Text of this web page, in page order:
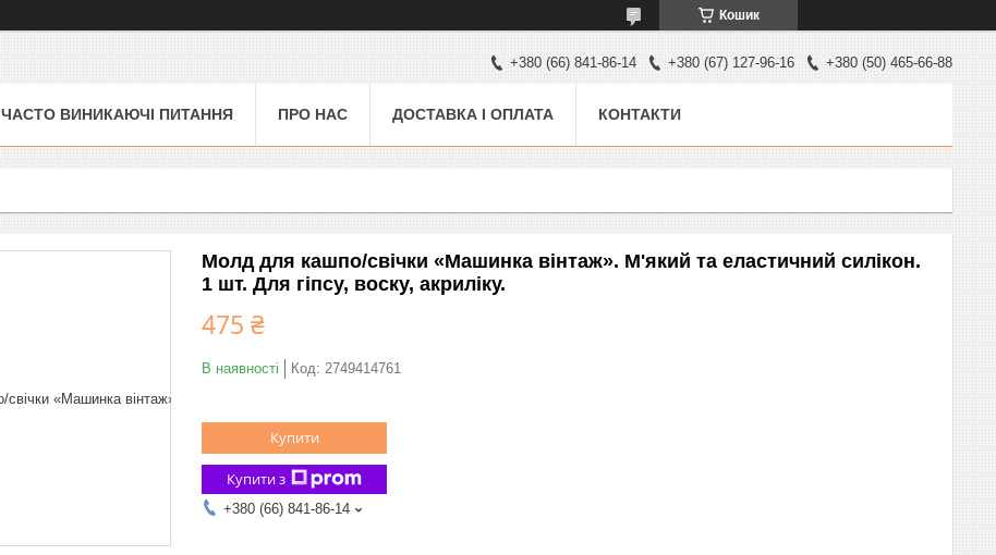
Кошик
+380 (66) 841-86-14 +380 (67) 127-96-16 +380 (50) 465-66-88
ЧАСТО ВИНИКАЮЧІ ПИТАННЯ ПРО НАС ДОСТАВКА І ОПЛАТА КОНТАКТИ
Молд для кашпо/свічки «Машинка вінтаж». М'який та еластичний силікон.
1 шт. Для гіпсу, воску, акриліку.
475 ₴
В наявності Код: 2749414761
Купити
Купити з
+380 (66) 841-86-14